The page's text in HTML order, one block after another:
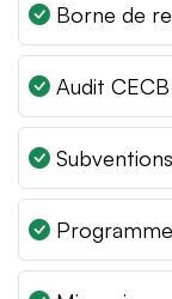
Borne de
Audit CECB